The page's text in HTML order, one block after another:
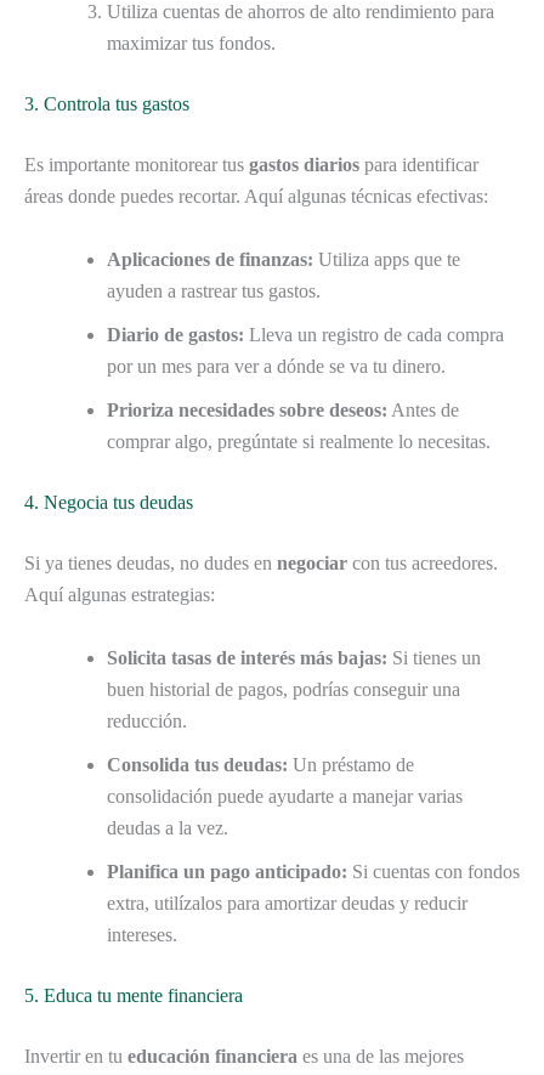
Utiliza cuentas de ahorros de alto rendimiento para
maximizar tus fondos.
3. Controla tus gastos
Es importante monitorear tus gastos diarios para identificar
áreas donde puedes recortar. Aquí algunas técnicas efectivas:
Aplicaciones de finanzas: Utiliza apps que te
ayuden a rastrear tus gastos.
Diario de gastos: Lleva un registro de cada compra
por un mes para ver a dónde se va tu dinero.
Prioriza necesidades sobre deseos: Antes de
comprar algo, pregúntate si realmente lo necesitas.
4. Negocia tus deudas
Si ya tienes deudas, no dudes en negociar con tus acreedores.
Aquí algunas estrategias:
Solicita tasas de interés más bajas: Si tienes un
buen historial de pagos, podrías conseguir una
reducción.
Consolida tus deudas: Un préstamo de
consolidación puede ayudarte a manejar varias
deudas a la vez.
Planifica un pago anticipado: Si cuentas con fondos
extra, utilízalos para amortizar deudas y reducir
intereses.
5. Educa tu mente financiera
Invertir en tu educación financiera es una de las mejores